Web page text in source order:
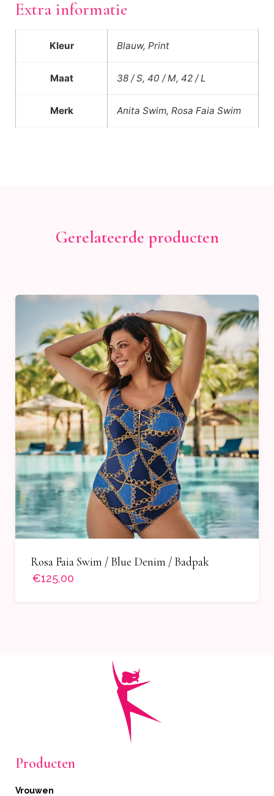
Extra informatie
Kleur Blauw, Print
Maat 38 / S, 40 / M, 42 / L
Merk Anita Swim, Rosa Faia Swim
Gerelateerde producten
Rosa Faia Swim / Blue Denim / Badpak
€125,00
Producten
Vrouwen